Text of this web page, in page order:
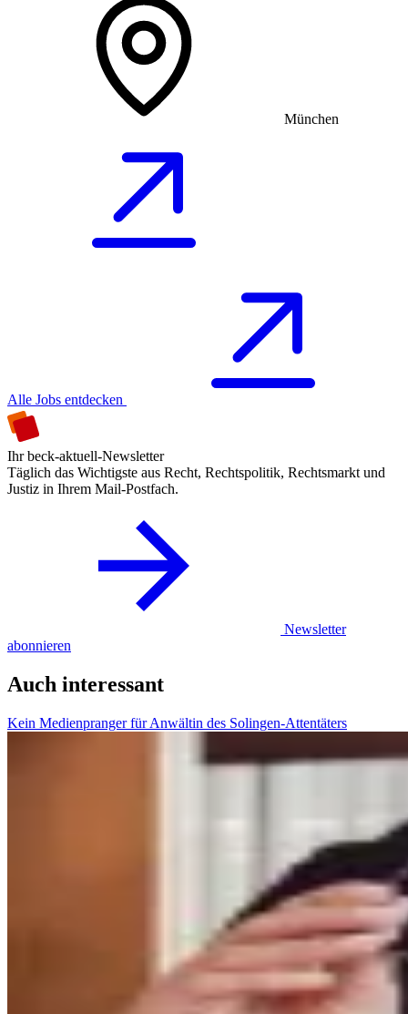
München
Alle Jobs entdecken
Ihr beck-aktuell-Newsletter
Täglich das Wichtigste aus Recht, Rechtspolitik, Rechtsmarkt und
Justiz in Ihrem Mail-Postfach.
Newsletter
abonnieren
Auch interessant
Kein Medienpranger für Anwältin des Solingen-Attentäters